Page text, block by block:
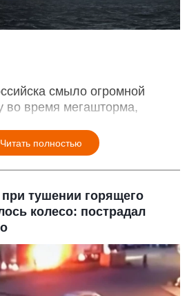
смыло огромной
во время мегашторма,
Читать полностью
тушении горящего
колесо: пострадал